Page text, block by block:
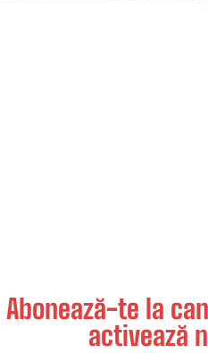
Abonează-te la
activează